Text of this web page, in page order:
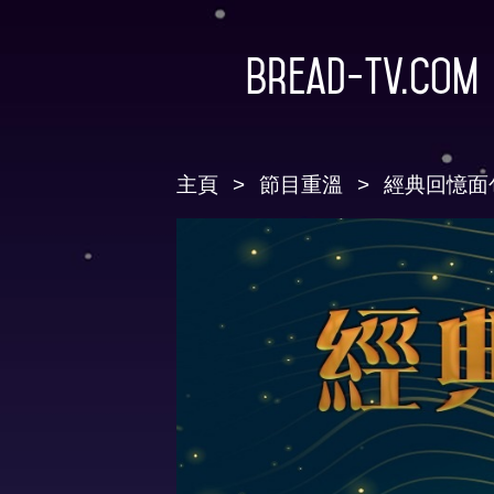
Bread-TV.com
主頁 節目重溫 經典回憶面